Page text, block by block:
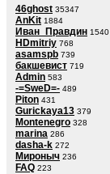
46ghost 35347
AnKit 1884
Иван_Правдин 1540
HDmitriy 768
asamspb 739
бакшевист 719
Admin 583
-=SweD=- 489
Piton 431
Gurickaya13 379
Montenegro 328
marina 286
dasha-k 272
Мироныч 236
FAQ 223